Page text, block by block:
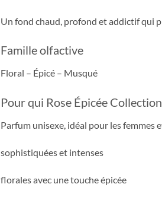
Un fond chaud, profond et addictif qui
Famille olfactive
Floral – Épicé – Musqué
Pour qui Rose Épicée
Parfum unisexe, idéal pour les femmes
sophistiquées et intenses
florales avec une touche épicée